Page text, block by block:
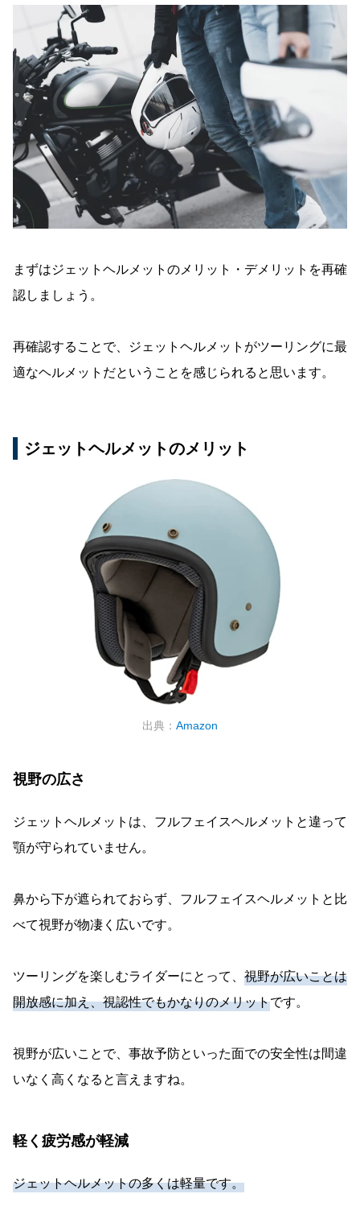
LEAD工業
おすすめジェットヘルメット17選
自身にフィットするヘルメットチョイスを
まずはジェットヘルメットのメリット・デメリットを再確
認しましょう。
再確認することで、ジェットヘルメットがツーリングに最
適なヘルメットだということを感じられると思います。
ジェットヘルメットのメリット
出典： Amazon
視野の広さ
ジェットヘルメットは、フルフェイスヘルメットと違って
顎が守られていません。
鼻から下が遮られておらず、フルフェイスヘルメットと比
べて視野が物凄く広いです。
ツーリングを楽しむライダーにとって、 視野が広いことは
開放感に加え、視認性でもかなりのメリットです。
視野が広いことで、事故予防といった面での安全性は間違
いなく高くなると言えますね。
軽く疲労感が軽減
ジェットヘルメットの多くは軽量です。